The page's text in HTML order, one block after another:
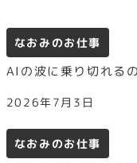
なおみのお仕事
AIの波に乗り切れる
2026年7月3日
なおみのお仕事